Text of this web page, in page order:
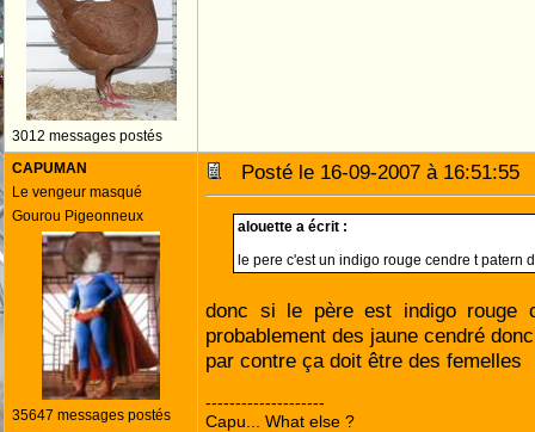
3012 messages postés
CAPUMAN
Le vengeur masqué
Gourou Pigeonneux
35647 messages postés
Posté le 16-09-2007 à
alouette a écrit :
le pere c'est un indigo rouge cendre t patern
donc si le père est indigo rouge
probablement des jaune cendré
par contre ça doit être des femelles
--------------------
Capu... What else ?